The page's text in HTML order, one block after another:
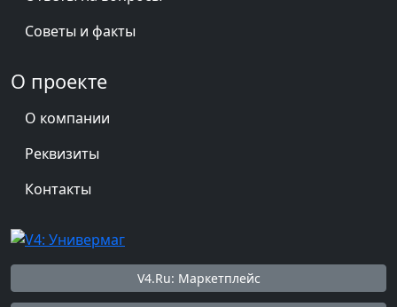
Советы и факты
О проекте
О компании
Реквизиты
Контакты
V4.Ru: Маркетплейс